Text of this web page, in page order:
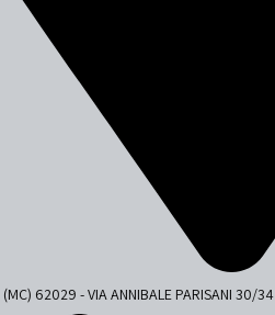
(MC) 62029 - VIA ANNIBALE PARISANI 30/34